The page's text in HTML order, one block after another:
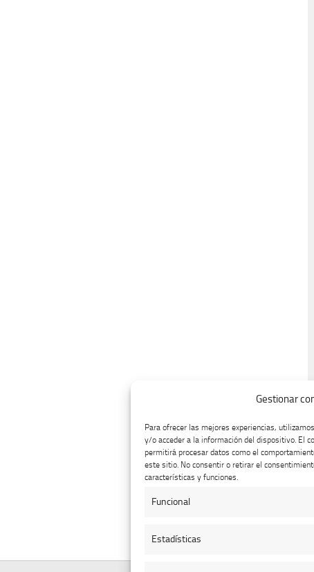
Gestionar
Para ofrecer las mejores experiencias,
y/o acceder a la información del dispositivo. El
permitirá procesar datos como el
este sitio. No consentir o retirar el
características y funciones.
Funcional
Estadísticas